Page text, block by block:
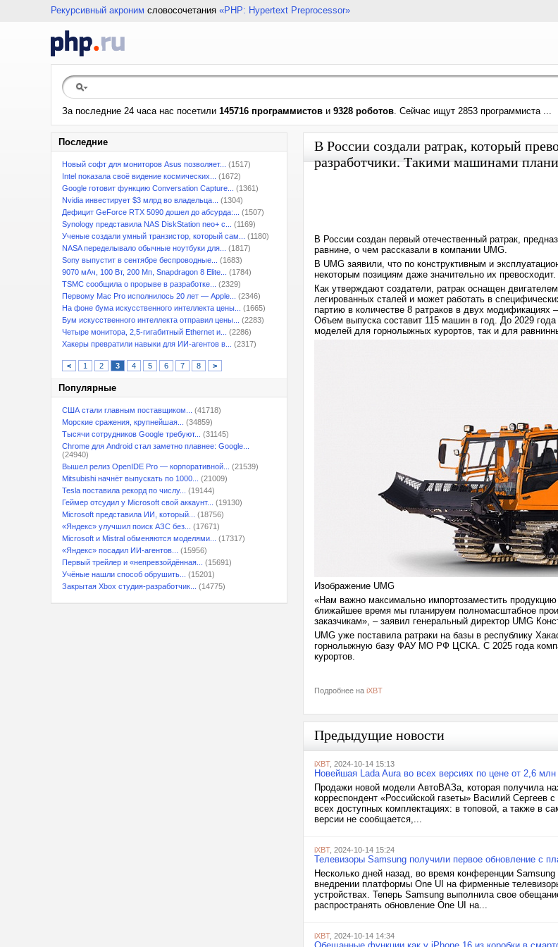
Рекурсивный акроним словосочетания «PHP: Hypertext Preprocessor»
За последние 24 часа нас посетили 145716 программистов и 9328 роботов. Сейчас ищут 2853 программиста ...
Последние
Новый софт для мониторов Asus позволяет...
(1517)
Intel показала своё видение космических...
(1672)
Google готовит функцию Conversation Capture...
(1361)
Nvidia инвестирует $3 млрд во владельца...
(1304)
Дефицит GeForce RTX 5090 дошел до абсурда:...
(1507)
Synology представила NAS DiskStation neo+ с...
(1169)
Ученые создали умный транзистор, который сам...
(1180)
NASA переделывало обычные ноутбуки для...
(1817)
Sony выпустит в сентябре беспроводные...
(1683)
9070 мАч, 100 Вт, 200 Мп, Snapdragon 8 Elite...
(1784)
TSMC сообщила о прорыве в разработке...
(2329)
Первому Mac Pro исполнилось 20 лет — Apple...
(2346)
На фоне бума искусственного интеллекта цены...
(1665)
Бум искусственного интеллекта отправил цены...
(2283)
Четыре монитора, 2,5-гигабитный Ethernet и...
(2286)
Хакеры превратили навыки для ИИ-агентов в...
(2317)
< 1 2 3 4 5 6 7 8 >
Популярные
США стали главным поставщиком...
(41718)
Морские сражения, крупнейшая...
(34859)
Тысячи сотрудников Google требуют...
(31145)
Chrome для Android стал заметно плавнее: Google...
(24940)
Вышел релиз OpenIDE Pro — корпоративной...
(21539)
Mitsubishi начнёт выпускать по 1000...
(21009)
Tesla поставила рекорд по числу...
(19144)
Геймер отсудил у Microsoft свой аккаунт...
(19130)
Microsoft представила ИИ, который...
(18756)
«Яндекс» улучшил поиск АЗС без...
(17671)
Microsoft и Mistral обменяются моделями...
(17317)
«Яндекс» посадил ИИ-агентов...
(15956)
Первый трейлер и «непревзойдённая...
(15691)
Учёные нашли способ обрушить...
(15201)
Закрытая Xbox студия-разработчик...
(14775)
В России создали ратрак, который
разработчики. Такими машинами
В России создан первый отечественный ратрак,
равнине, о чем рассказали в компании UMG.
В UMG заявили, что по конструктивным и
некоторым позициям даже значительно их превосходит.
Как утверждают создатели, ратрак оснащен
легированных сталей и может работать в
партию в количестве 8 ратраков в двух модификациях
Объем выпуска составит 115 машин в год. До 2029 года
моделей для горнолыжных курортов, так и для
Изображение UMG
«Нам важно максимально импортозаместить
ближайшее время мы планируем полномасштабное
заказчикам», – заявил генеральный директор UMG
UMG уже поставила ратраки на базы в республику
горнолыжную базу ФАУ МО РФ ЦСКА. С 2025 года
курортов.
Подробнее на iXBT
Предыдущие новости
iXBT, 2024-10-14 15:13
Новейшая Lada Aura во всех версиях по цене от 2,6
Продажи новой модели АвтоВАЗа, которая получила
корреспондент «Российской газеты» Василий Сергеев
всех доступных комплектациях: в топовой, а также в
версии не сообщается,...
iXBT, 2024-10-14 15:24
Телевизоры Samsung получили первое обновление с
Несколько дней назад, во время конференции
внедрении платформы One UI на фирменные
устройствах. Теперь Samsung выполнила свое
распространять обновление One UI на...
iXBT, 2024-10-14 14:34